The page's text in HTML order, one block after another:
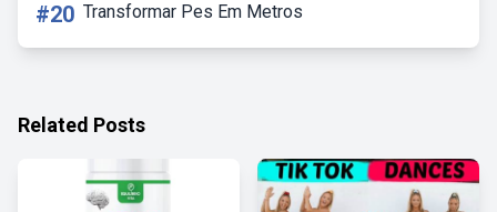
#20 Transformar Pes Em Metros
Related Posts